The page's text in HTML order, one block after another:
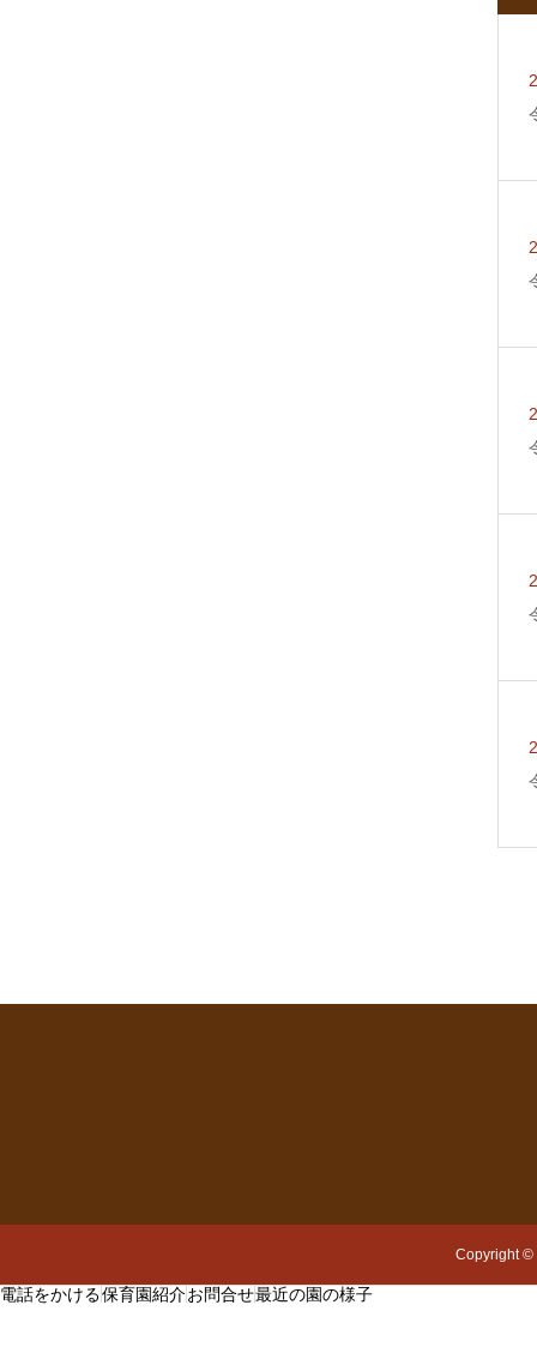
Copyright©
電話をかける保育園紹介お問合せ最近の園の様子